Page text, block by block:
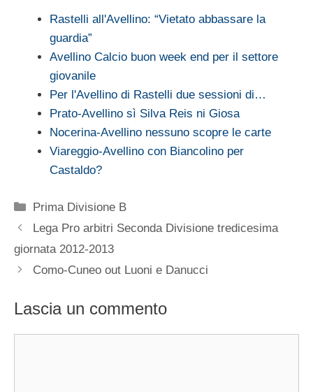
Rastelli all'Avellino: “Vietato abbassare la
guardia”
Avellino Calcio buon week end per il settore
giovanile
Per l'Avellino di Rastelli due sessioni di…
Prato-Avellino sì Silva Reis ni Giosa
Nocerina-Avellino nessuno scopre le carte
Viareggio-Avellino con Biancolino per
Castaldo?
Categorie
Prima Divisione B
Lega Pro arbitri Seconda Divisione tredicesima
giornata 2012-2013
Como-Cuneo out Luoni e Danucci
Lascia un commento